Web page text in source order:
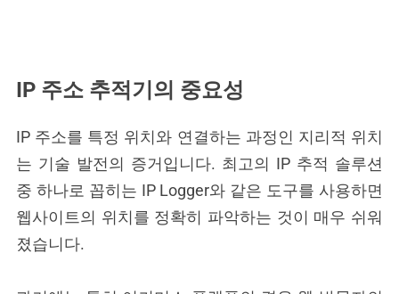
IP 주소 추적기의 중요성
IP 주소를 특정 위치와 연결하는 과정인 지리적 위치
는 기술 발전의 증거입니다. 최고의 IP 추적 솔루션
중 하나로 꼽히는 IP Logger와 같은 도구를 사용하면
웹사이트의 위치를 정확히 파악하는 것이 매우 쉬워
졌습니다.